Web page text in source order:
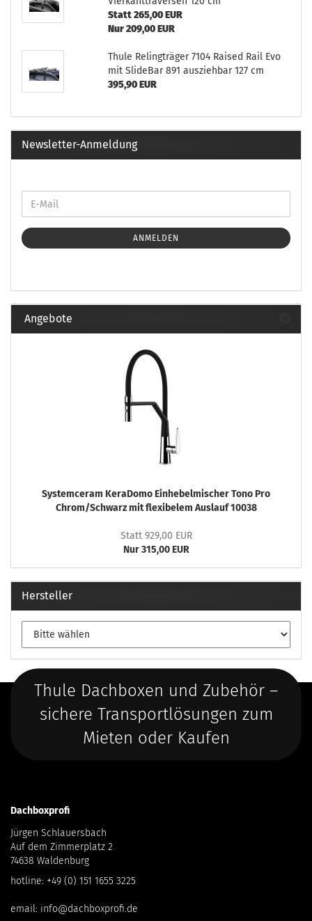
Statt 265,00 EUR
Nur 209,00 EUR
Thule Relingträger 7104 Raised Rail Evo
mit SlideBar 891 ausziehbar 127 cm
395,90 EUR
Newsletter-Anmeldung
ANMELDEN
Angebote
Systemceram KeraDomo Einhebelmischer Tono Pro
Chrom/Schwarz mit flexibelem Auslauf 10038
Statt 929,00 EUR
Nur 315,00 EUR
Hersteller
Thule Dachboxen und Zubehör –
sichere Transportlösungen zum
Mieten oder Kaufen
Dachboxprofi
Jürgen Schlauersbach
Auf dem Zimmerplatz 2
74638 Waldenburg
hotline: +49 (0) 151 1655 3225
email: info@dachboxprofi.de